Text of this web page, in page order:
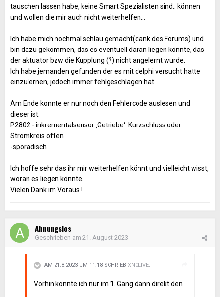
tauschen lassen habe, keine Smart Spezialisten sind.. können
und wollen die mir auch nicht weiterhelfen…
Ich habe mich nochmal schlau gemacht(dank des Forums) und
bin dazu gekommen, das es eventuell daran liegen könnte, das
der aktuator bzw die Kupplung (?) nicht angelernt wurde.
Ich habe jemanden gefunden der es mit delphi versucht hatte
einzulernen, jedoch immer fehlgeschlagen hat.
Am Ende konnte er nur noch den Fehlercode auslesen und
dieser ist:
P2802 - inkrementalsensor ‚Getriebe‘: Kurzschluss oder
Stromkreis offen
-sporadisch
Ich hoffe sehr das ihr mir weiterhelfen könnt und vielleicht wisst,
woran es liegen könnte.
Vielen Dank im Voraus !
Ahnungslos
Geschrieben am 21. August 2023
AM 21.8.2023 UM 11:18 SCHRIEB XN0LIVE:
Vorhin konnte ich nur im 1 . Gang dann direkt den